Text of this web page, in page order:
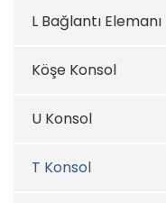
L Bağlantı Elemanı
Köşe Konsol
U Konsol
T Konsol